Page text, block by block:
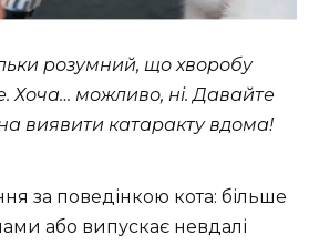
розумний, що хворобу
Хоча… можливо, ні. Давайте
виявити катаракту вдома!
за поведінкою кота: більше
або випускає невдалі